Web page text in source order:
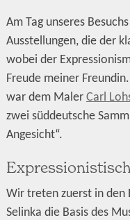
Am Tag unseres
Ausstellungen, die der
wobei der
Freude meiner
war dem Maler Carl
zwei süddeutsche
Angesicht“.
Wir treten zuerst in den
Selinka die Basis des